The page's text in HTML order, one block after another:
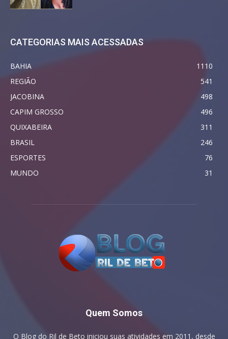
CATEGORIAS MAIS ACESSADAS
BAHIA
1110
REGIÃO
541
JACOBINA
498
CAPIM GROSSO
496
QUIXABEIRA
311
BRASIL
246
ESPORTES
76
MUNDO
31
Quem Somos
O Blog do Ril de Beto iniciou suas atividades em 2011, desde